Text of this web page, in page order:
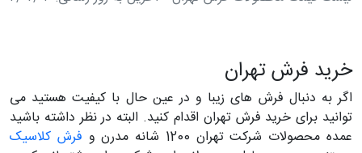
خرید فرش تهران
اگر به دنبال فرش های زیبا و در عین حال با کیفیت هستید می
توانید برای خرید فرش تهران اقدام کنید. البته در نظر داشته باشید
عمده محصولات شرکت تهران 1200 شانه مدرن و
فرش کلاسیک